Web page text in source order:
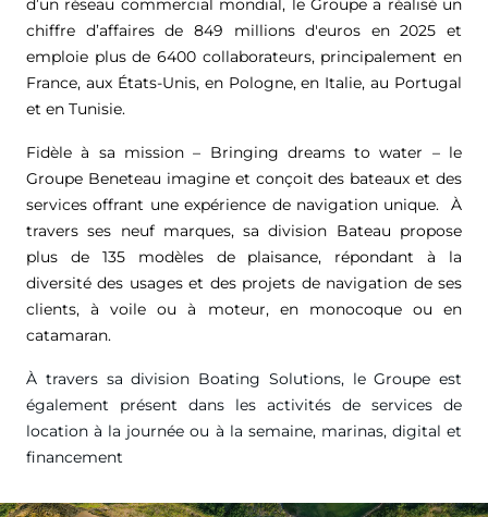
d’un réseau commercial mondial, le Groupe a réalisé un
chiffre d’affaires de 849 millions d'euros en 2025 et
emploie plus de 6400 collaborateurs, principalement en
France, aux États-Unis, en Pologne, en Italie, au Portugal
et en Tunisie.
Fidèle à sa mission – Bringing dreams to water – le
Groupe Beneteau imagine et conçoit des bateaux et des
services offrant une expérience de navigation unique. À
travers ses neuf marques, sa division Bateau propose
plus de 135 modèles de plaisance, répondant à la
diversité des usages et des projets de navigation de ses
clients, à voile ou à moteur, en monocoque ou en
catamaran.
À travers sa division Boating Solutions, le Groupe est
également présent dans les activités de services de
location à la journée ou à la semaine, marinas, digital et
financement